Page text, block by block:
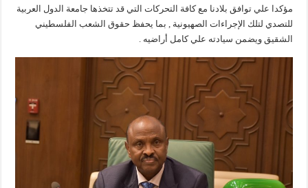
مؤكدا علي توافق بلادنا مع كافة التحركات التي قد تتخذها جامعة الدول العربية
للتصدي لتلك الإجراءات الصهيونية , بما يحفظ حقوق الشعب الفلسطيني
الشقيق ويضمن سيادته علي كامل أراضيه .